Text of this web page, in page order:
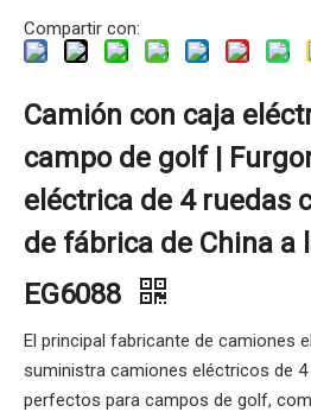
Compartir con:
Camión con caja
campo de golf |
eléctrica de 4 ruedas
de fábrica de China a
EG6088
El principal fabricante de camiones
suministra camiones eléctricos de 4
perfectos para campos de golf,